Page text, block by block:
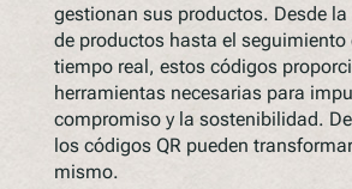
gestionan sus productos. Desde
de productos hasta el seguimiento
tiempo real, estos códigos
herramientas necesarias para
compromiso y la sostenibilidad.
los códigos QR pueden
mismo.